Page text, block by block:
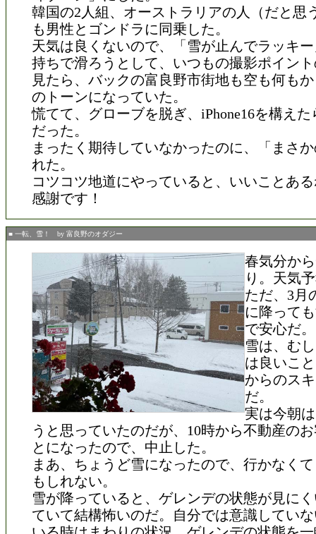
韓国の2人組、オーストラリアの人（だと思
も男性とゴンドラに同乗した。
天気は良くないので、「雪が止んでラッキ
持ちで滑ろうとして、いつもの撮影ポイン
見たら、バックの富良野市街地も空も何も
のトーンになっていた。
慌てて、グローブを脱ぎ、iPhone16を構え
だった。
まったく期待していなかったのに、「まさ
れた。
コツコツ地道にやっていると、いいことあ
感謝です！
■ 一転、雪！ by 富良野のオダジー
春気分か
り。天気
ただ、3月
に降って
で安心だ。
雪は、む
は良いこ
からのス
だ。
実は今朝
うと思っていたのだが、10時から不動産の
とになったので、中止した。
まあ、ちょうど雪になったので、行かなく
もしれない。
雪が降っていると、ゲレンデの状態が見に
ていて結構怖いのだ。自分では意識してい